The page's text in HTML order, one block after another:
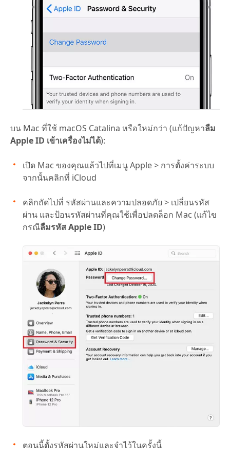
บน Mac ที่ใช้ macOS Catalina หรือใหม่กว่า (แก้ปัญหาลืม
Apple ID เข้าเครื่องไม่ได้):
เปิด Mac ของคุณแล้วไปที่เมนู Apple > การตั้งค่าระบบ
จากนั้นคลิกที่ iCloud
คลิกถัดไปที่ รหัสผ่านและความปลอดภัย > เปลี่ยนรหัส
ผ่าน และป้อนรหัสผ่านที่คุณใช้เพื่อปลดล็อก Mac (แก้ไข
กรณีลืมรหัส Apple ID)
ตอนนี้ตั้งรหัสผ่านใหม่และจำไว้ในครั้งนี้